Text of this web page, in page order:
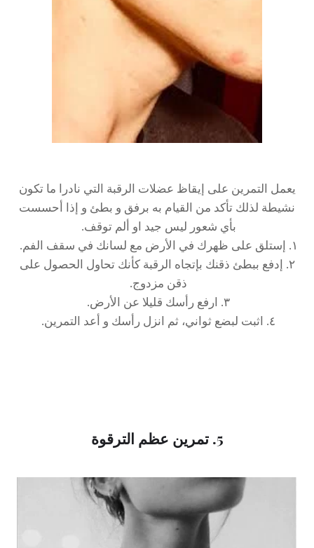
يعمل التمرين على إيقاظ عضلات الرقبة التي نادرا ما تكون
نشيطة لذلك تأكد من القيام به برفق و بطئ و إذا أحسست
بأي شعور ليس جيد او ألم توقف.
١. إستلق على ظهرك في الأرض مع لسانك في سقف الفم.
٢. إدفع ببطئ ذقنك بإتجاه الرقبة كأنك تحاول الحصول على
ذقن مزدوج.
٣. ارفع رأسك قليلا عن الأرض.
٤. اثبت لبضع ثواني، ثم انزل رأسك و أعد التمرين.
5. تمرين عظم الترقوة